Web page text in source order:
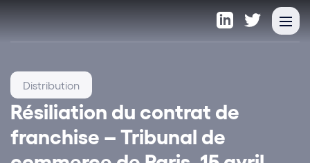
Résiliation du contrat de
franchise – Tribunal de
Distribution